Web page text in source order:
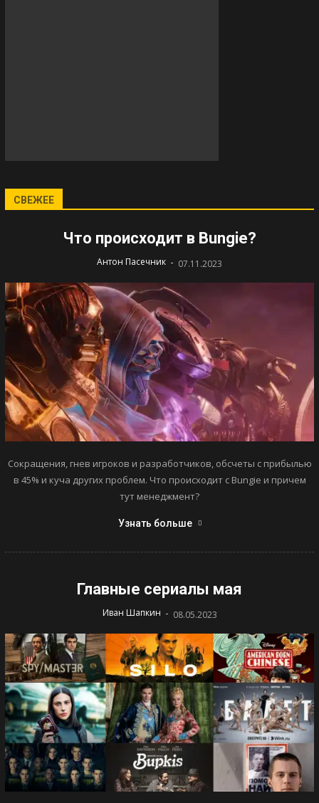
СВЕЖЕЕ
Что происходит в Bungie?
Антон Пасечник - 07.11.2023
Сокращения, гнев игроков и разработчиков, обсчеты с прибылью
в 45% и куча других проблем. Что происходит с Bungie и причем
тут менеджмент?
Узнать больше
Главные сериалы мая
Иван Шапкин - 08.05.2023